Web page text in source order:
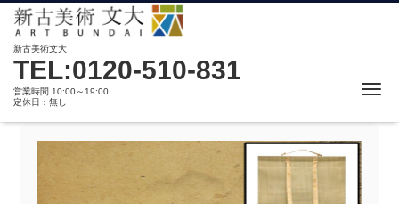
新古美術文大
TEL:0120-510-831
営業時間 10:00～19:00
定休日：無し